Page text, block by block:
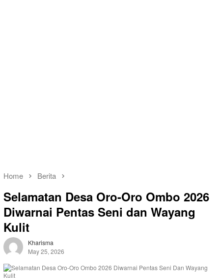
Home Berita
Selamatan Desa Oro-Oro Ombo 2026
Diwarnai Pentas Seni dan Wayang
Kulit
Kharisma
May 25, 2026